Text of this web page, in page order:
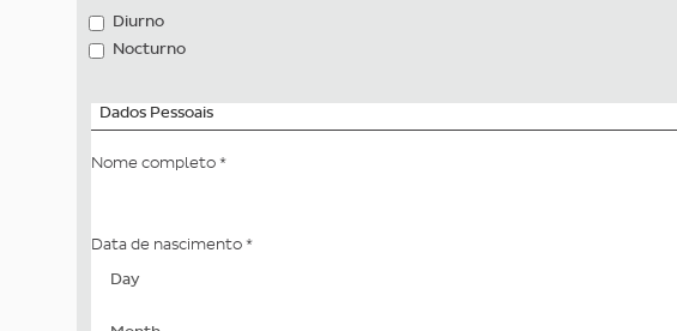
Diurno
Nocturno
Dados Pessoais
Nome completo *
Data de nascimento *